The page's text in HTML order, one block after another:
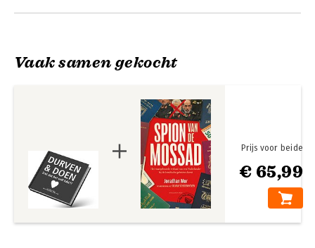
voor de gevolgen
Vaak samen gekocht
€ 65,99
Prijs voor beide